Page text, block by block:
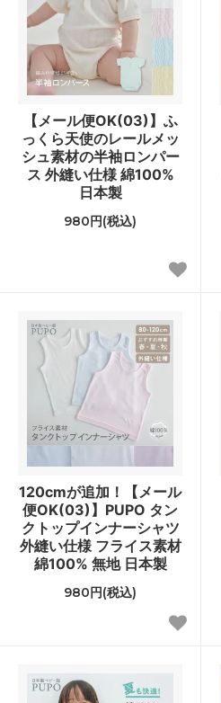
【メール便OK(03)】ふ
っくら天使のレールメッ
シュ素材の半袖ロンパー
ス 外縫い仕様 綿100%
日本製
980円(税込)
120cmが追加！【メール
便OK(03)】PUPO タン
クトップインナーシャツ
外縫い仕様 フライス素材
綿100% 無地 日本製
980円(税込)